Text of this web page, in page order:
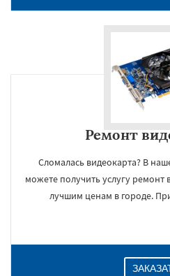
Ремонт
Сломалась видеокарта? В
можете получить услугу ремонт
лучшим ценам в городе.